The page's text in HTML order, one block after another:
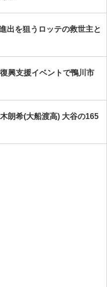
出を狙うロッテの救世主と
興支援イベントで鴨川市
朗希(大船渡高) 大谷の165